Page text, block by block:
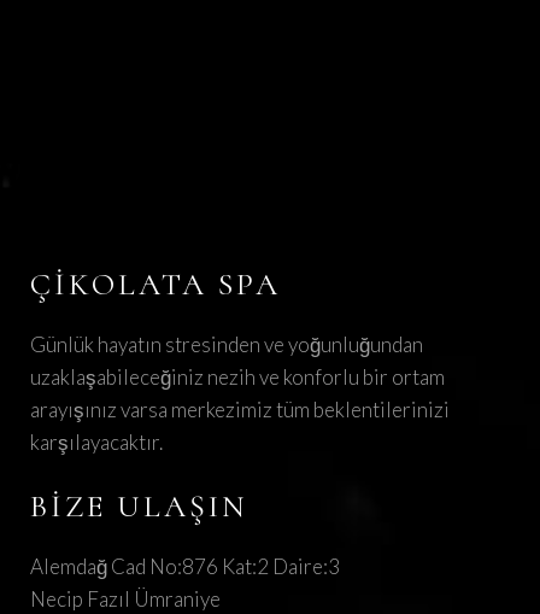
ÇIKOLATA SPA
Günlük hayatın stresinden ve yoğunluğundan
uzaklaşabileceğiniz nezih ve konforlu bir ortam
arayışınız varsa merkezimiz tüm beklentilerinizi
karşılayacaktır.
BIZE ULAŞIN
Alemdağ Cad No:876 Kat:2 Daire:3
Necip Fazıl Ümraniye